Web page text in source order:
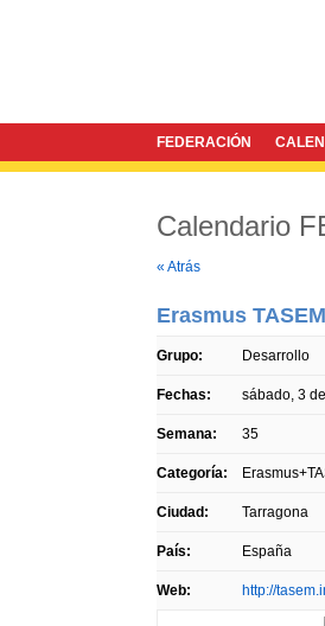
FEDERACIÓN
Calendario
« Atrás
Erasmus
Grupo: Desarrollo
Fechas: sábado, 3
Semana: 35
Categoría:
Ciudad: Tarragona
País: España
Web: http://